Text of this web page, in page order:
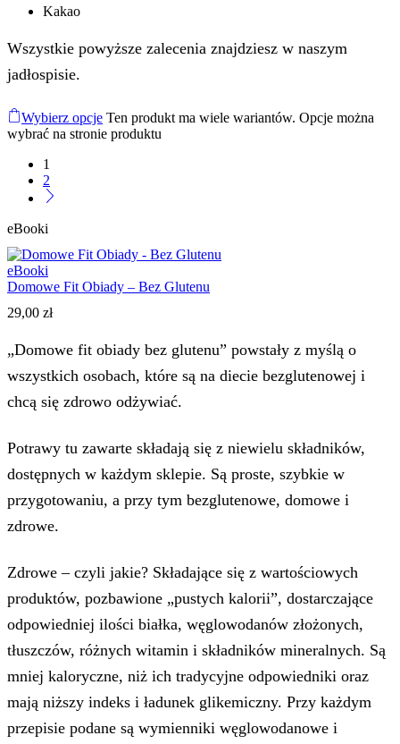
Kakao
Wszystkie powyższe zalecenia znajdziesz w naszym
jadłospisie.
Wybierz opcje Ten produkt ma wiele wariantów. Opcje można
wybrać na stronie produktu
1
2
eBooki
eBooki
Domowe Fit Obiady – Bez Glutenu
29,00 zł
„Domowe fit obiady bez glutenu” powstały z myślą o
wszystkich osobach, które są na diecie bezglutenowej i
chcą się zdrowo odżywiać.
Potrawy tu zawarte składają się z niewielu składników,
dostępnych w każdym sklepie. Są proste, szybkie w
przygotowaniu, a przy tym bezglutenowe, domowe i
zdrowe.
Zdrowe – czyli jakie? Składające się z wartościowych
produktów, pozbawione „pustych kalorii”, dostarczające
odpowiedniej ilości białka, węglowodanów złożonych,
tłuszczów, różnych witamin i składników mineralnych. Są
mniej kaloryczne, niż ich tradycyjne odpowiedniki oraz
mają niższy indeks i ładunek glikemiczny. Przy każdym
przepisie podane są wymienniki węglowodanowe i